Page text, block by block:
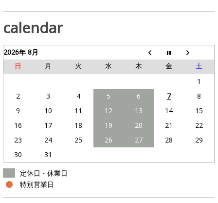
calendar
2026年 8月
日
月 火 水 木 金
土
1
2
3 4 5 6 7
8
9
10 11 12 13 14
15
16
17 18 19 20 21
22
23
24 25 26 27 28
29
30
31
定休日・休業日
特別営業日